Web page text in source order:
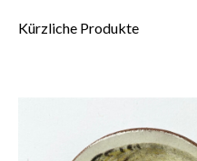
Kürzliche Produkte